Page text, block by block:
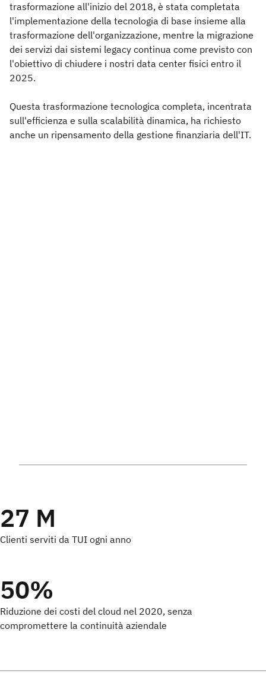
trasformazione all'inizio del 2018, è stata completata
l'implementazione della tecnologia di base insieme alla
trasformazione dell'organizzazione, mentre la migrazione
dei servizi dai sistemi legacy continua come previsto con
l'obiettivo di chiudere i nostri data center fisici entro il
2025.
Questa trasformazione tecnologica completa, incentrata
sull'efficienza e sulla scalabilità dinamica, ha richiesto
anche un ripensamento della gestione finanziaria dell'IT.
27 M
Clienti serviti da TUI ogni anno
50%
Riduzione dei costi del cloud nel 2020, senza
compromettere la continuità aziendale